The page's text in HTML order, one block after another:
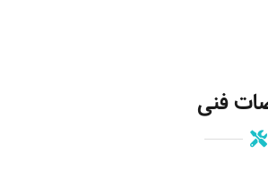
فنی